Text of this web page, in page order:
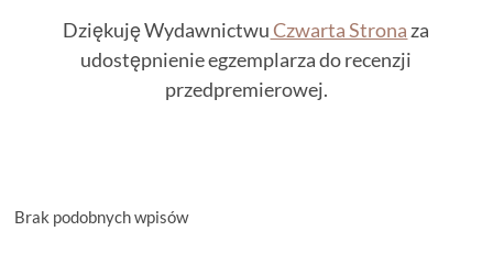
Dziękuję WydawnictwuCzwarta Strona za
udostępnienie egzemplarza do recenzji
przedpremierowej.
Brak podobnych wpisów